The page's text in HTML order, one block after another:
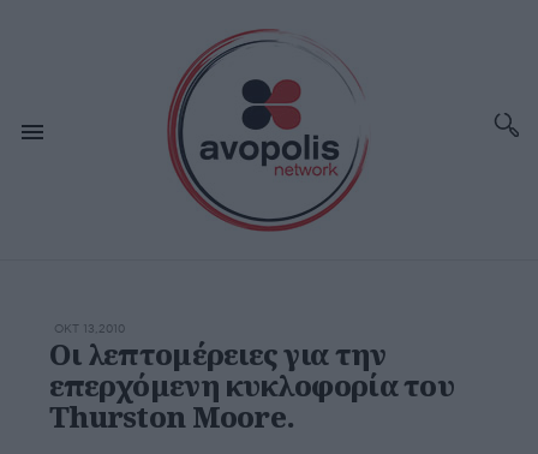
ΟΚΤ 13,2010
Οι λεπτομέρειες για την
επερχόμενη κυκλοφορία του
Thurston Moore.